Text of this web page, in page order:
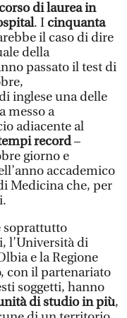
corso di laurea in
. I cinquanta
il caso di dire
della
passato il test di
inglese una delle
messo a
adiacente al
record–
giorno e
accademico
Medicina che, per
soprattutto
l’Università di
e la Regione
con il partenariato
soggetti, hanno
di studio in più,